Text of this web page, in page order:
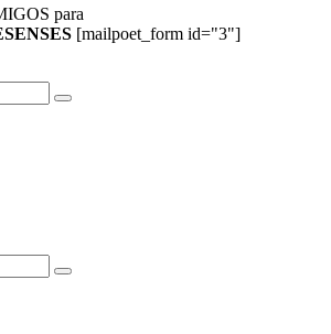
para
[mailpoet_form id="3"]